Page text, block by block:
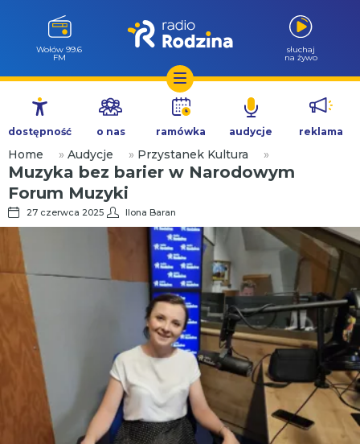
Przejdź
treści
Wołów 99.6
FM
słuchaj
na żywo
dostępność o nas ramówka audycje reklama
Home » Audycje » Przystanek Kultura »
Muzyka bez barier w Narodowym
Forum Muzyki
27 czerwca 2025 Ilona Baran